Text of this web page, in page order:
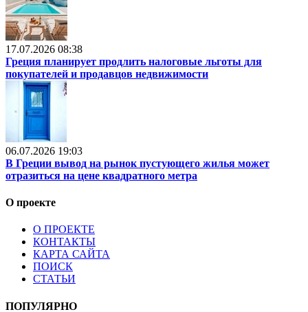
17.07.2026 08:38
Греция планирует продлить налоговые льготы для
покупателей и продавцов недвижимости
06.07.2026 19:03
В Греции вывод на рынок пустующего жилья может
отразиться на цене квадратного метра
О проекте
О ПРОЕКТЕ
КОНТАКТЫ
КАРТА САЙТА
ПОИСК
СТАТЬИ
ПОПУЛЯРНО